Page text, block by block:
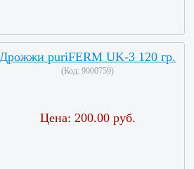
Дрожжи puriFERM UK-3 120 гр.
(Код: 9000759)
Цена: 200.00 руб.